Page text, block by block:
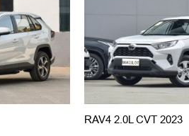
RAV4 2.0L CVT 2023